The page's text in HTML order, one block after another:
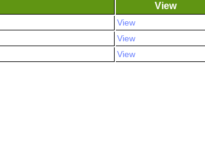
View
View
View
View